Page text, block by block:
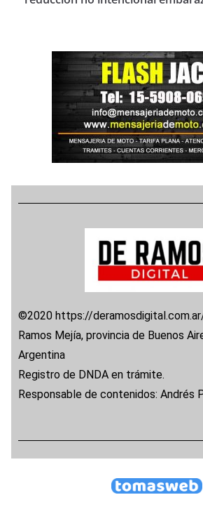
©2020 https://
Ramos Mejía, provincia de Buenos
Argentina
Registro de DNDA en trámite.
Responsable de contenidos: Andrés